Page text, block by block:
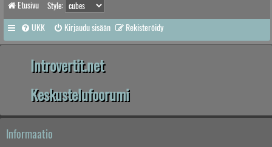
Etusivu Style:
UKK Kirjaudu sisään Rekisteröidy
Introvertit.net
Keskustelufoorumi
Informaatio